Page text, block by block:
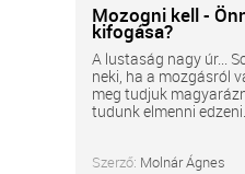
Mozogni kell -
kifogása?
A lustaság nagy úr...
neki, ha a mozgásról
meg tudjuk
tudunk elmenni
Szerző: Molnár Ágnes